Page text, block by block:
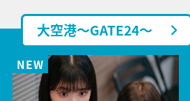
大空港～GATE24～